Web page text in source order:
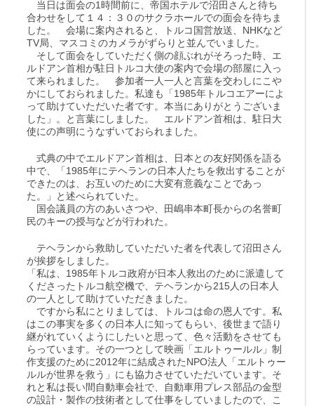
当日は面会の1時間前に、帝国ホテルで沼田さんと待ち
合わせをして１４：３０のサクラホールでの面会を待ちま
した。 会場に案内されると、トルコ国営放送、NHKなど
TV局、マスコミのカメラがずらりと並んでいました。
そして面会をしていただく側の顔ぶれがそろった時、エ
ルドアン首相が駐日トルコ大使の案内で会場の部屋に入っ
て来られました。 参加者一人一人と言葉を交わしにこや
かにしておられました。私達も「1985年トルコエアーによ
って助けていただいた者です。本当にありがとうございま
した」。と言葉にしました。 エルドアン首相は、駐日大
使にの声明にうなずいておられました。
式典の中でエルドアン首相は、日本との友好関係を語る
中で、「1985年にテヘランの日本人たちを救出することが
できたのは、お互いのために大変有意義なことであっ
た。」と述べられていた。
国会議員の方のあいさつや、田嶋串本町長からの名誉町
民のキーの授与などが行われた。
テヘランから救助していただいた者を代表して沼田さん
が挨拶をしました。
「私は、1985年トルコ政府が日本人救出のために派遣して
くださったトルコ航空機で、テヘランから215人の日本人
の一人として助けていただきました。
ですから私にとりましては、トルコは命の恩人です。私
はこの事実を多くの日本人に知ってもらい、後世まで語り
継がれていくようにしたいと思って、色々活動をさせても
らっています。その一つとして映画「エルトゥールル」制
作支援のために2012年に結成されたNPO法人「エルトゥー
ルルが世界を救う」にも協力させていただいています。そ
れと私は長い間自動車会社で、自動車用プレス部品の金型
の設計・製作の技術者として仕事をしていましたので、こ